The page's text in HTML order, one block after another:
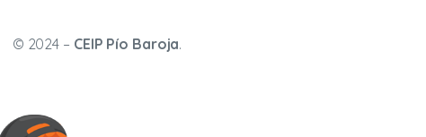
© 2024 – CEIP Pío Baroja.